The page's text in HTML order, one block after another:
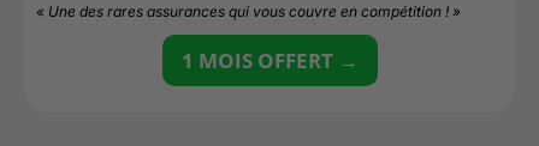
« Une des rares assurances qui vous couvre en compétition ! »
1 MOIS OFFERT →